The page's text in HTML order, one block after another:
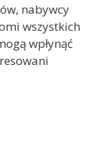
nabywcy
wszystkich
wpłynąć